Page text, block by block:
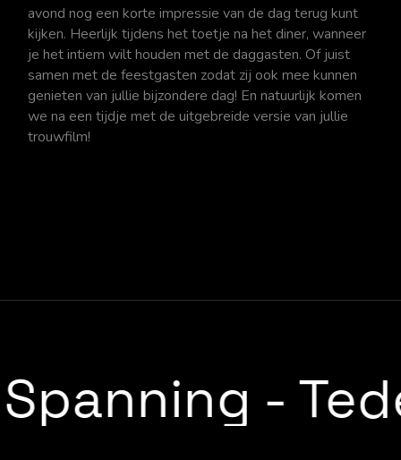
avond nog een korte impressie van de dag terug kunt
kijken. Heerlijk tijdens het toetje na het diner, wanneer
je het intiem wilt houden met de daggasten. Of juist
samen met de feestgasten zodat zij ook mee kunnen
genieten van jullie bijzondere dag! En natuurlijk komen
we na een tijdje met de uitgebreide versie van jullie
trouwfilm!
Spanning-